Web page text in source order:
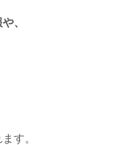
、
す。